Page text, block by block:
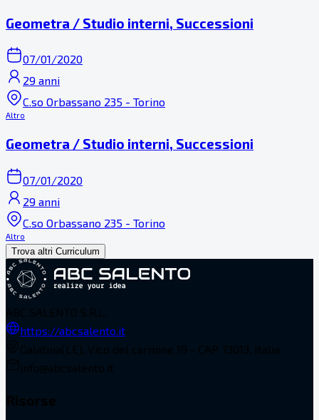
Geometra / Studio interni, Successioni
07/01/2020
29 anni
C.so Orbassano 235 - Torino
Altro
Geometra / Studio interni, Successioni
07/01/2020
29 anni
C.so Orbassano 235 - Torino
Altro
Trova altri Curriculum
https://abcsalento.it